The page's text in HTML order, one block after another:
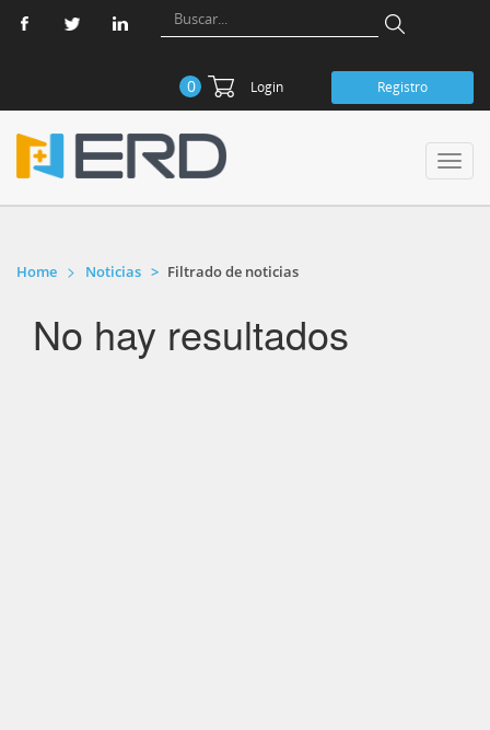
0 Login Registro
Home Noticias Filtrado de noticias
No hay resultados